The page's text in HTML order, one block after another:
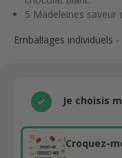
5 Madeleines saveur
Emballages individuels
Je choisis
Croquez-moi !
Croquez-